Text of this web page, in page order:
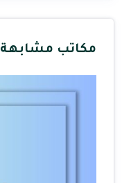
مكاتب مشابهة